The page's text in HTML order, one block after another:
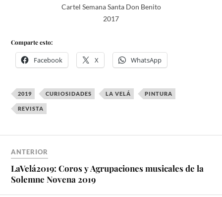
Cartel Semana Santa Don Benito
2017
Comparte esto:
Facebook X WhatsApp
2019 CURIOSIDADES LA VELÁ PINTURA
REVISTA
ANTERIOR
LaVelá2019: Coros y Agrupaciones musicales de la
Solemne Novena 2019